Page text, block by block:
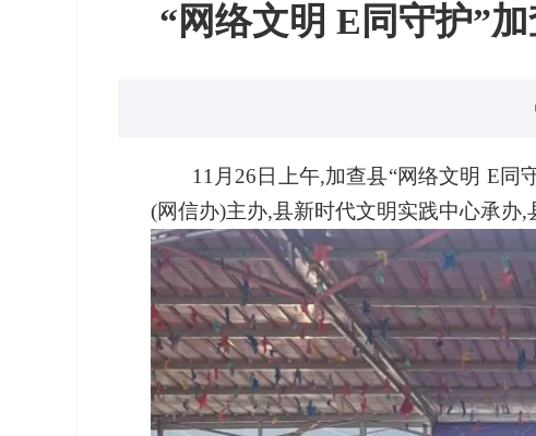
“网络文明 E同守护”
11月26日上午,加查县“网络文明 E
(网信办)主办,县新时代文明实践中心承办,